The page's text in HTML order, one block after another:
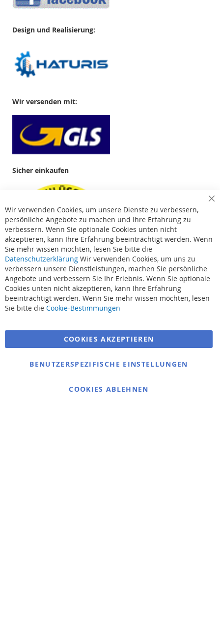
Design und Realisierung:
Wir versenden mit:
Sicher einkaufen
Suchbegriffe
Bestellungen und Rücksendungen
Kontaktieren Sie uns
Cookie Einstellungen
Wir verwenden Cookies, um unsere Dienste zu verbessern,
persönliche Angebote zu machen und Ihre Erfahrung zu
verbessern. Wenn Sie optionale Cookies unten nicht
akzeptieren, kann Ihre Erfahrung beeinträchtigt werden. Wenn
Sie mehr wissen möchten, lesen Sie bitte die
Datenschutzerklärung Wir verwenden Cookies, um uns zu
verbessern unsere Dienstleistungen, machen Sie persönliche
Angebote und verbessern Sie Ihr Erlebnis. Wenn Sie optionale
Cookies unten nicht akzeptieren, kann Ihre Erfahrung
beeinträchtigt werden. Wenn Sie mehr wissen möchten, lesen
Sie bitte die Cookie-Bestimmungen
COOKIES AKZEPTIEREN
BENUTZERSPEZIFISCHE EINSTELLUNGEN
COOKIES ABLEHNEN